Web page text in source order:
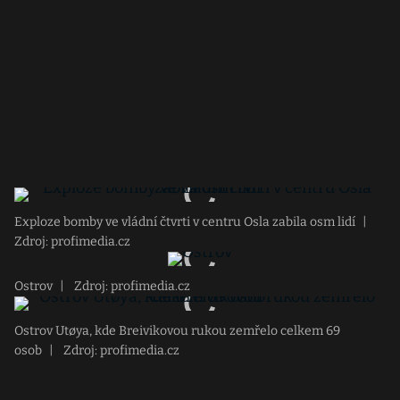
Exploze bomby ve vládní čtvrti v centru Osla zabila osm lidí
Zdroj: profimedia.cz
Ostrov Zdroj: profimedia.cz
Ostrov Utøya, kde Breivikovou rukou zemřelo celkem 69
osob
Zdroj: profimedia.cz